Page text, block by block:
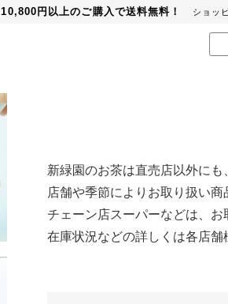
10,800円以上のご購入で送料無料！ ショッ
新緑園のお茶は直売店以外にも
店舗や季節によりお取り扱い商
チェーン店スーパーなどは、お
在庫状況などの詳しくは各店舗